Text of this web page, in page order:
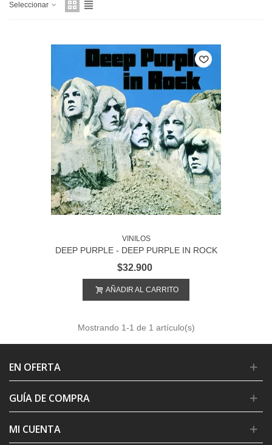
Seleccionar
VINILOS
DEEP PURPLE - DEEP PURPLE IN ROCK
$32.900
AÑADIR AL CARRITO
Mostrando 1-1 de 1 artículo(s)
EN OFERTA
GUÍA DE COMPRA
MI CUENTA